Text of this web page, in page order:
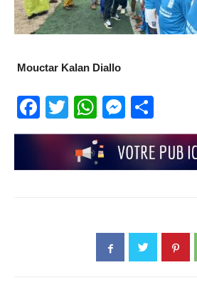
Mouctar Kalan Diallo
Facebook
TwitterWhatsApp